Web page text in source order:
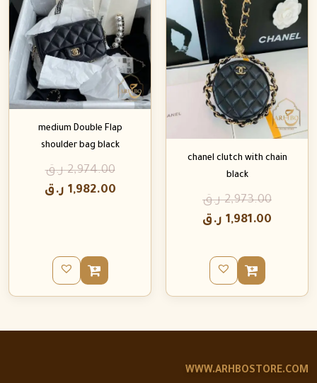
chanel clutch with chain
black
2,973.00 ر.ق
1,981.00 ر.ق
medium Double Flap
shoulder bag black
2,974.00 ر.ق
1,982.00 ر.ق
WWW.ARHBOSTORE.COM